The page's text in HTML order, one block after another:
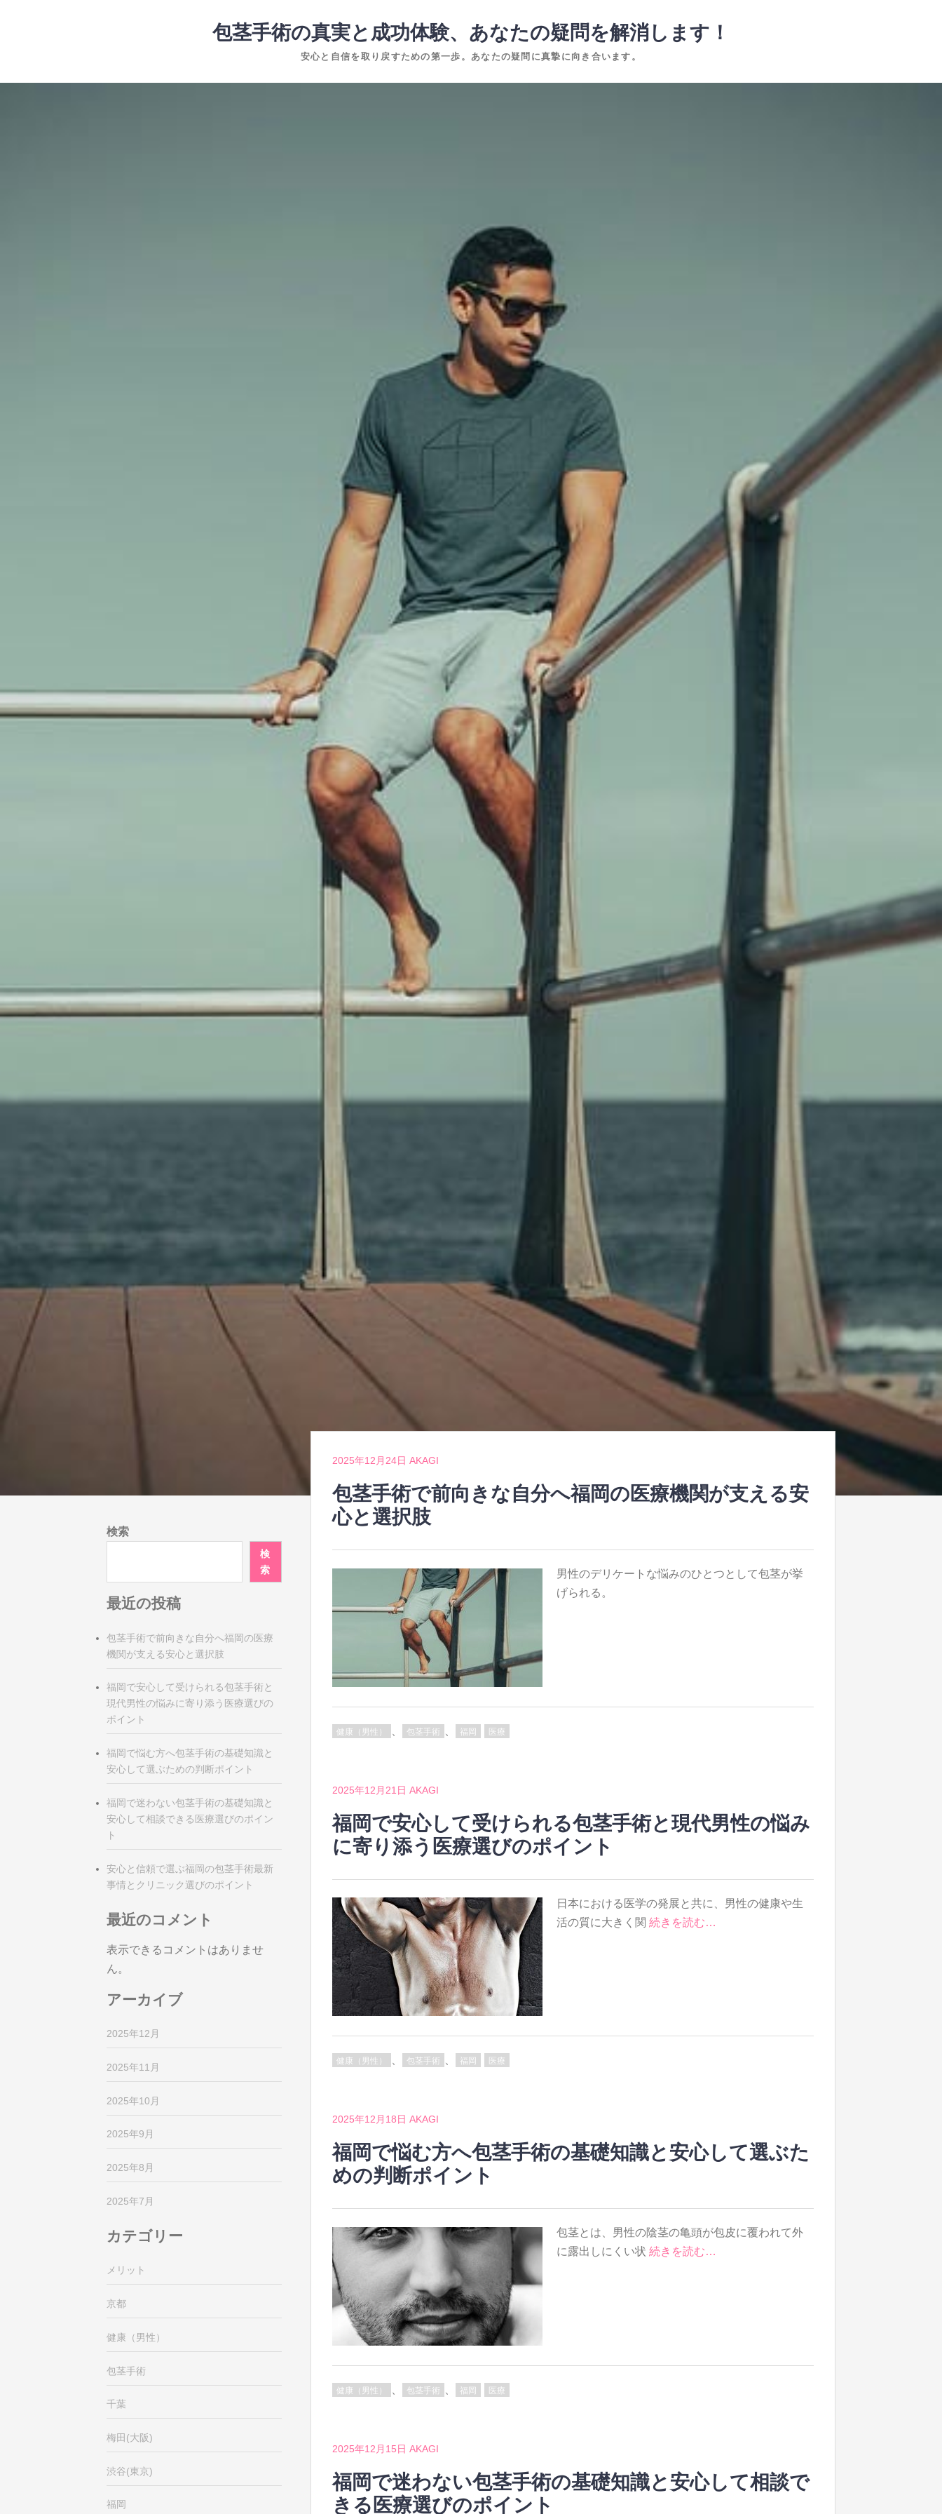
ツ
包茎手術の真実と成功体験、あなたの疑問を解消します！
安心と自信を取り戻すための第一歩。あなたの疑問に真摯に向き合います。
2025年12月24日 AKAGI
包茎手術で前向きな自分へ福岡の医療機関が支える安
心と選択肢
男性のデリケートな悩みのひとつとして包茎が挙
げられる。
健康（男性） 包茎手術 福岡 医療
2025年12月21日 AKAGI
福岡で安心して受けられる包茎手術と現代男性の悩み
に寄り添う医療選びのポイント
日本における医学の発展と共に、男性の健康や生
活の質に大きく関続きを読む…
健康（男性） 、 包茎手術 、 福岡 医療
2025年12月18日 AKAGI
福岡で悩む方へ包茎手術の基礎知識と安心して選ぶた
めの判断ポイント
包茎とは、男性の陰茎の亀頭が包皮に覆われて外
に露出しにくい状続きを読む…
健康（男性） 包茎手術 福岡 医療
2025年12月15日 AKAGI
福岡で迷わない包茎手術の基礎知識と安心して相談で
きる医療選びのポイント
検索
検
索
最近の投稿
包茎手術で前向きな自分へ福岡の医療
機関が支える安心と選択肢
福岡で安心して受けられる包茎手術と
現代男性の悩みに寄り添う医療選びの
ポイント
福岡で悩む方へ包茎手術の基礎知識と
安心して選ぶための判断ポイント
福岡で迷わない包茎手術の基礎知識と
安心して相談できる医療選びのポイン
ト
安心と信頼で選ぶ福岡の包茎手術最新
事情とクリニック選びのポイント
最近のコメント
表示できるコメントはありませ
ん。
アーカイブ
2025年12月
2025年11月
2025年10月
2025年9月
2025年8月
2025年7月
カテゴリー
メリット
京都
健康（男性）
包茎手術
千葉
梅田(大阪)
渋谷(東京)
福岡